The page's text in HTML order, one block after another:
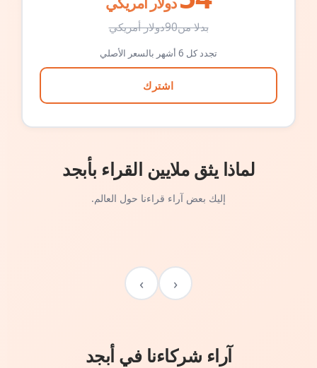
بدلا من90دولار أمريكي
تجدد كل 6 أشهر بالسعر الأصلي
اشترك
لماذا يثق ملايين القراء بأبجد
إليك بعض آراء قراءنا حول العالم.
‹
›
آراء شركاءنا في أبجد